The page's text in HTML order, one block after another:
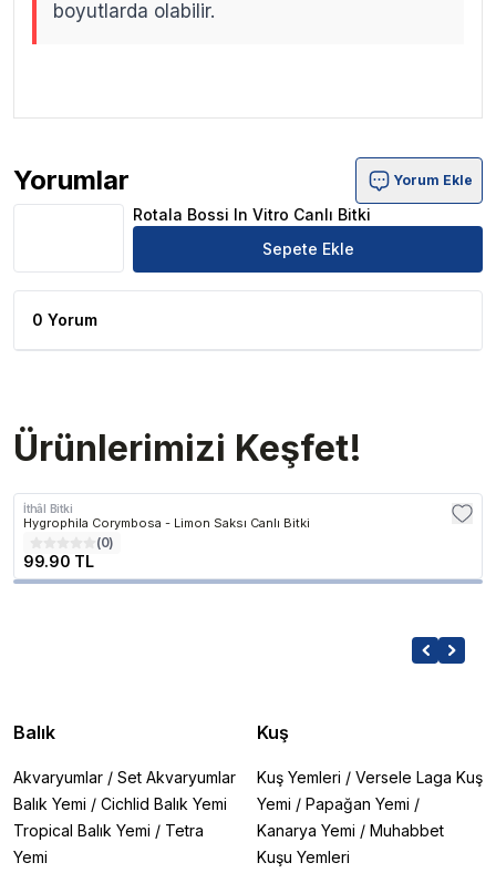
boyutlarda olabilir.
Yorumlar
Rotala Bossi In Vitro Canlı Bitki Ürün Yorumları
Yorum Ekle
Rotala Bossi In Vitro Canlı Bitki
Sepete Ekle
0 Yorum
Ürünlerimizi Keşfet!
İthâl Bitki
Hygrophila Corymbosa - Limon Saksı Canlı Bitki
(0)
99.90 TL
Balık
Akvaryumlar / Set Akvaryumlar
Balık Yemi / Cichlid Balık Yemi
Tropical Balık Yemi / Tetra
Yemi
Kuş
Kuş Yemleri / Versele Laga Kuş
Yemi / Papağan Yemi /
Kanarya Yemi / Muhabbet
Kuşu Yemleri